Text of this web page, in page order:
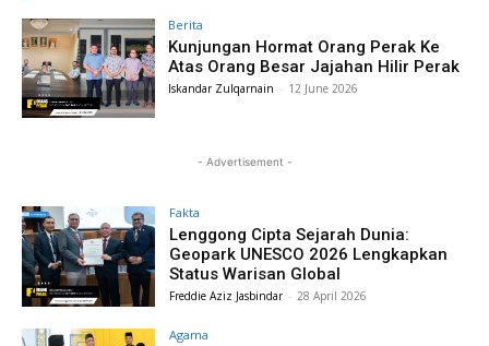
Berita
Kunjungan Hormat Orang Perak Ke
Atas Orang Besar Jajahan Hilir Perak
Iskandar Zulqarnain - 12 June 2026
- Advertisement -
Fakta
Lenggong Cipta Sejarah Dunia:
Geopark UNESCO 2026 Lengkapkan
Status Warisan Global
Freddie Aziz Jasbindar - 28 April 2026
Agama